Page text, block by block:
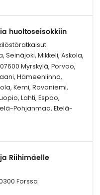
huoltoseisokkiin
Mikkeli, Askola,
Myrskylä, Porvoo,
Hämeenlinna,
Kemi, Rovaniemi,
Lahti, Espoo,
Pohjanmaa, Etelä-
Riihimäelle
Forssa